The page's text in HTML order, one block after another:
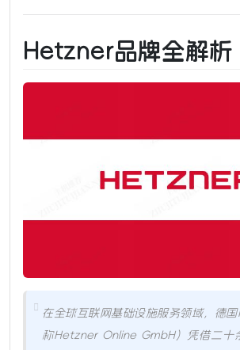
Hetzner品牌全解析
在全球互联网基础设施服务领域，德
称Hetzner Online GmbH）凭借二十